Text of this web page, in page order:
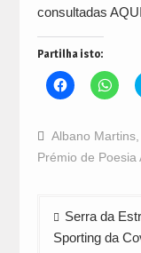
consultadas
Partilha isto:
Click
to
Facebook
(Opens
in
new
Click
to
in
new
Albano Martins,
Prémio de Poesia
Navegação
de
Serra da
Sporting da